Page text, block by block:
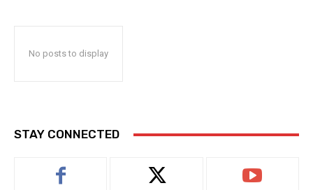
No posts to display
STAY CONNECTED